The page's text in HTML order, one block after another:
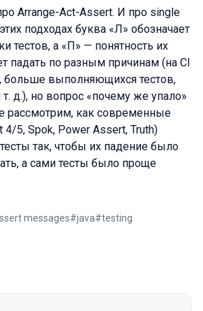
Arrange-Act-Assert. И про single
подходах буква «Л» обозначает
тестов, а «П» — понятность их
падать по разным причинам (на CI
больше выполняющихся тестов,
д.), но вопрос «почему же упало»
рассмотрим, как современные
5, Spok, Power Assert, Truth)
так, чтобы их падение было
а сами тесты было проще
messages#java#testing